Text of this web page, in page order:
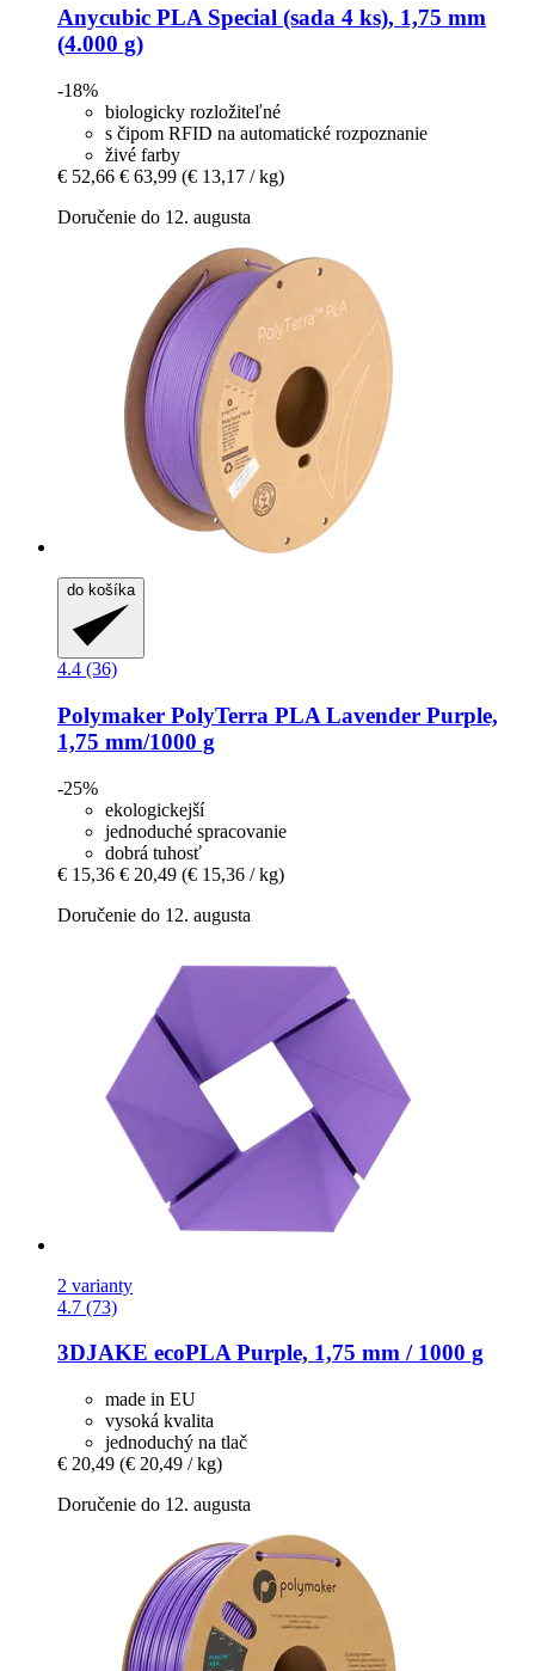
Anycubic PLA Special (sada 4 ks), 1,75 mm
(4.000 g)
-18%
biologicky rozložiteľné
s čipom RFID na automatické rozpoznanie
živé farby
€ 52,66 € 63,99 (€ 13,17 / kg)
Doručenie do 12. augusta
do košíka
4.4 (36)
Polymaker PolyTerra PLA Lavender Purple,
1,75 mm/1000 g
-25%
ekologickejší
jednoduché spracovanie
dobrá tuhosť
€ 15,36 € 20,49 (€ 15,36 / kg)
Doručenie do 12. augusta
2 varianty
4.7 (73)
3DJAKE ecoPLA Purple, 1,75 mm / 1000 g
made in EU
vysoká kvalita
jednoduchý na tlač
€ 20,49 (€ 20,49 / kg)
Doručenie do 12. augusta